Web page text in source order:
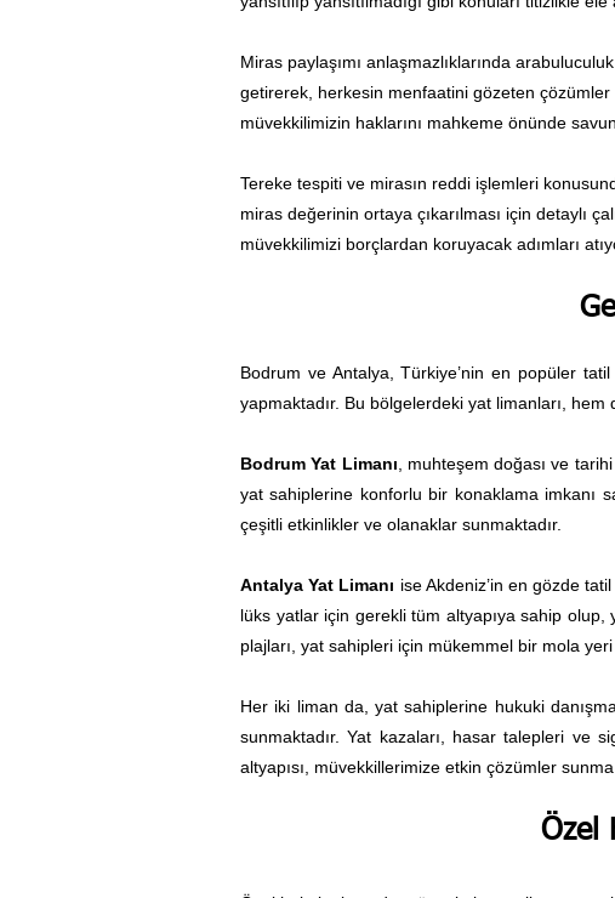
Miras paylaşımı anlaşmazlıklarında
getirerek, herkesin menfaatini gözeten çözümler
müvekkilimizin haklarını mahkeme önünde
Tereke tespiti ve mirasın reddi işlemleri
miras değerinin ortaya çıkarılması için detaylı
müvekkilimizi borçlardan koruyacak adımları
Bodrum ve Antalya, Türkiye’nin en popüler
yapmaktadır. Bu bölgelerdeki yat limanları, hem
Bodrum Yat Limanı , muhteşem doğası ve
yat sahiplerine konforlu bir konaklama imkanı
çeşitli etkinlikler ve olanaklar sunmaktadır.
Antalya Yat Limanı ise Akdeniz’in en gözde
lüks yatlar için gerekli tüm altyapıya sahip olup,
plajları, yat sahipleri için mükemmel bir mola
Her iki liman da, yat sahiplerine hukuki
sunmaktadır. Yat kazaları, hasar talepleri ve
altyapısı, müvekkillerimize etkin çözümler
Özel